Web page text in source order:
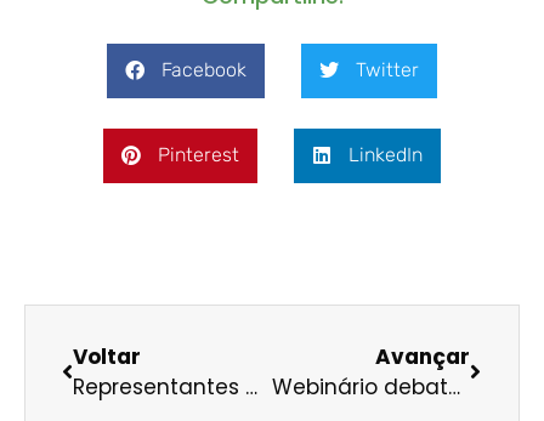
Facebook Twitter
Pinterest LinkedIn
Voltar
Representantes do governo, do Parlamento e da sociedade civil se unem por #EscazúAgora
Avançar
Webinário debate planejamento e desenvolvimento urbano sustentável em cidades médias na Amazônia